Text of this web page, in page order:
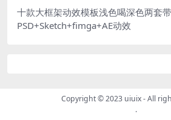
十款大框架动效模板浅色喝深色两套
PSD+Sketch+fimga+AE动效
Copyright © 2023 uiuix- All
.